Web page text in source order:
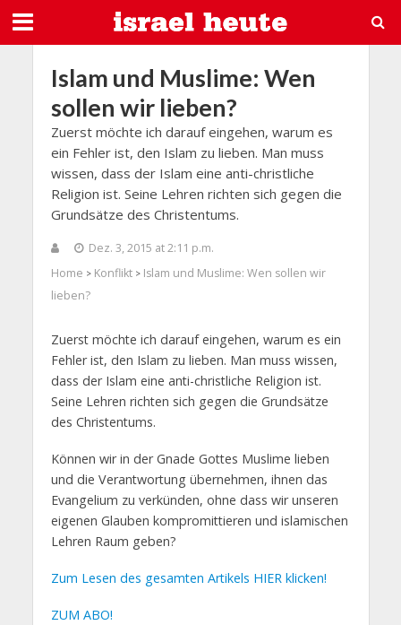
Islam und Muslime: Wen
sollen wir lieben?
Zuerst möchte ich darauf eingehen, warum es
ein Fehler ist, den Islam zu lieben. Man muss
wissen, dass der Islam eine anti-christliche
Religion ist. Seine Lehren richten sich gegen die
Grundsätze des Christentums.
Dez. 3, 2015 at 2:11 p.m.
Home > Konflikt> Islam und Muslime: Wen sollen wir
lieben?
Zuerst möchte ich darauf eingehen, warum es ein
Fehler ist, den Islam zu lieben. Man muss wissen,
dass der Islam eine anti-christliche Religion ist.
Seine Lehren richten sich gegen die Grundsätze
des Christentums.
Können wir in der Gnade Gottes Muslime lieben
und die Verantwortung übernehmen, ihnen das
Evangelium zu verkünden, ohne dass wir unseren
eigenen Glauben kompromittieren und islamischen
Lehren Raum geben?
Zum Lesen des gesamten Artikels HIER klicken!
ZUM ABO!